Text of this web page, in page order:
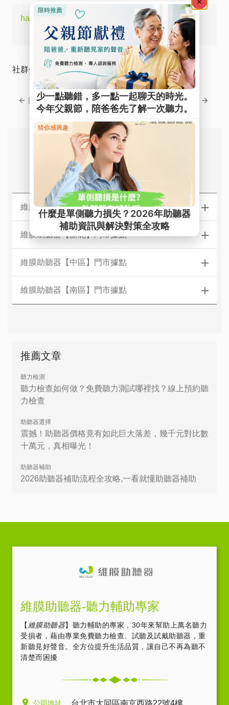
hashtags:
##助聽器使用分享#助聽器補助 #免費
聽力檢查
社群分享
回上一頁 回下一頁
常見問題
維膜助聽器【台北】門市據點
維膜助聽器【新北】門市據點
維膜助聽器【中區】門市據點
維膜助聽器【南區】門市據點
推薦文章
聽力檢測
聽力檢查如何做？免費聽力測試哪裡找？線上預約聽
力檢查
助聽器選擇
震撼！助聽器價格竟有如此巨大落差，幾千元對比數
十萬元，真相曝光！
助聽器補助
2026助聽器補助流程全攻略,一看就懂助聽器補助
維膜助聽器-聽力輔助專家
【 維膜助聽器】聽力輔助的專家，30年來幫助上萬名聽力
受損者，藉由專業免費聽力檢查、試聽及試戴助聽器，重
新聽見好聲音。全方位提升生活品質，讓自己不再為聽不
清楚而困擾
公司地址